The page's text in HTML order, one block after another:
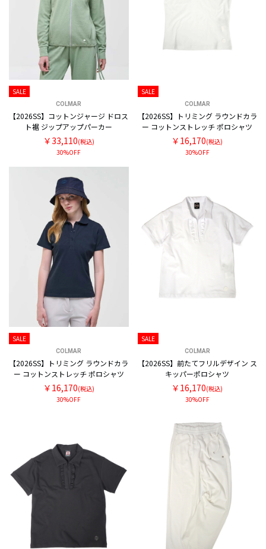
SALE
COLMAR
【2026SS】コットンジャージ ドロス
ト裾 ジップアップパーカー
￥33,110(税込)
30%OFF
SALE
COLMAR
【2026SS】トリミング ラウンドカラ
ー コットンストレッチ ポロシャツ
￥16,170(税込)
30%OFF
SALE
COLMAR
【2026SS】トリミング ラウンドカラ
ー コットンストレッチ ポロシャツ
￥16,170(税込)
30%OFF
SALE
COLMAR
【2026SS】前たてフリルデザイン ス
キッパーポロシャツ
￥16,170(税込)
30%OFF